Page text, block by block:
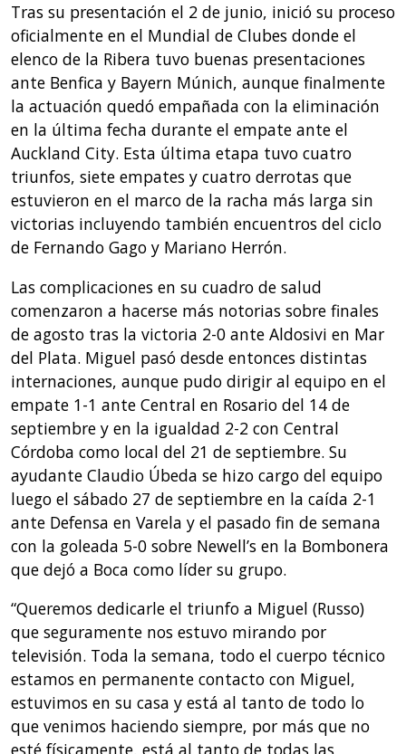
Tras su presentación el 2 de junio, inició su proceso
oficialmente en el Mundial de Clubes donde el
elenco de la Ribera tuvo buenas presentaciones
ante Benfica y Bayern Múnich, aunque finalmente
la actuación quedó empañada con la eliminación
en la última fecha durante el empate ante el
Auckland City. Esta última etapa tuvo cuatro
triunfos, siete empates y cuatro derrotas que
estuvieron en el marco de la racha más larga sin
victorias incluyendo también encuentros del ciclo
de Fernando Gago y Mariano Herrón.
Las complicaciones en su cuadro de salud
comenzaron a hacerse más notorias sobre finales
de agosto tras la victoria 2-0 ante Aldosivi en Mar
del Plata. Miguel pasó desde entonces distintas
internaciones, aunque pudo dirigir al equipo en el
empate 1-1 ante Central en Rosario del 14 de
septiembre y en la igualdad 2-2 con Central
Córdoba como local del 21 de septiembre. Su
ayudante Claudio Úbeda se hizo cargo del equipo
luego el sábado 27 de septiembre en la caída 2-1
ante Defensa en Varela y el pasado fin de semana
con la goleada 5-0 sobre Newell’s en la Bombonera
que dejó a Boca como líder su grupo.
“Queremos dedicarle el triunfo a Miguel (Russo)
que seguramente nos estuvo mirando por
televisión. Toda la semana, todo el cuerpo técnico
estamos en permanente contacto con Miguel,
estuvimos en su casa y está al tanto de todo lo
que venimos haciendo siempre, por más que no